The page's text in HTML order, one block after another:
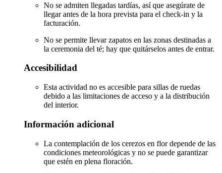
No se admiten llegadas tardías, así que asegúrate de
llegar antes de la hora prevista para el check-in y la
facturación.
No se permite llevar zapatos en las zonas destinadas a
la ceremonia del té; hay que quitárselos antes de entrar.
Accesibilidad
Esta actividad no es accesible para sillas de ruedas
debido a las limitaciones de acceso y a la distribución
del interior.
Información adicional
La contemplación de los cerezos en flor depende de las
condiciones meteorológicas y no se puede garantizar
que estén en plena floración.